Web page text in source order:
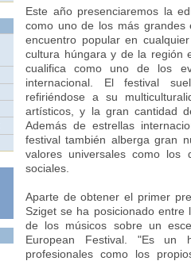
Este año presenciaremos la
como uno de los más grandes
encuentro popular en
cultura húngara y de la región
cualifica como uno de los
internacional. El festival
refiriéndose a su
artísticos, y la gran cantidad
Además de estrellas
festival también alberga gran
valores universales como los
sociales.
Aparte de obtener el primer
Sziget se ha posicionado
de los músicos sobre un
European Festival. "Es
profesionales como los